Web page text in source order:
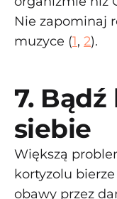
Nie zapominaj
muzyce (1, 2).
7.
siebie
Większą
kortyzolu
obawy przez